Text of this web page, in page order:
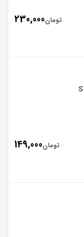
تومان230,000
تومان149,000